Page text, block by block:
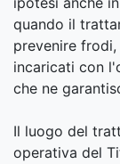
quando il
prevenire
incaricati con
che ne
Il luogo del
operativa del